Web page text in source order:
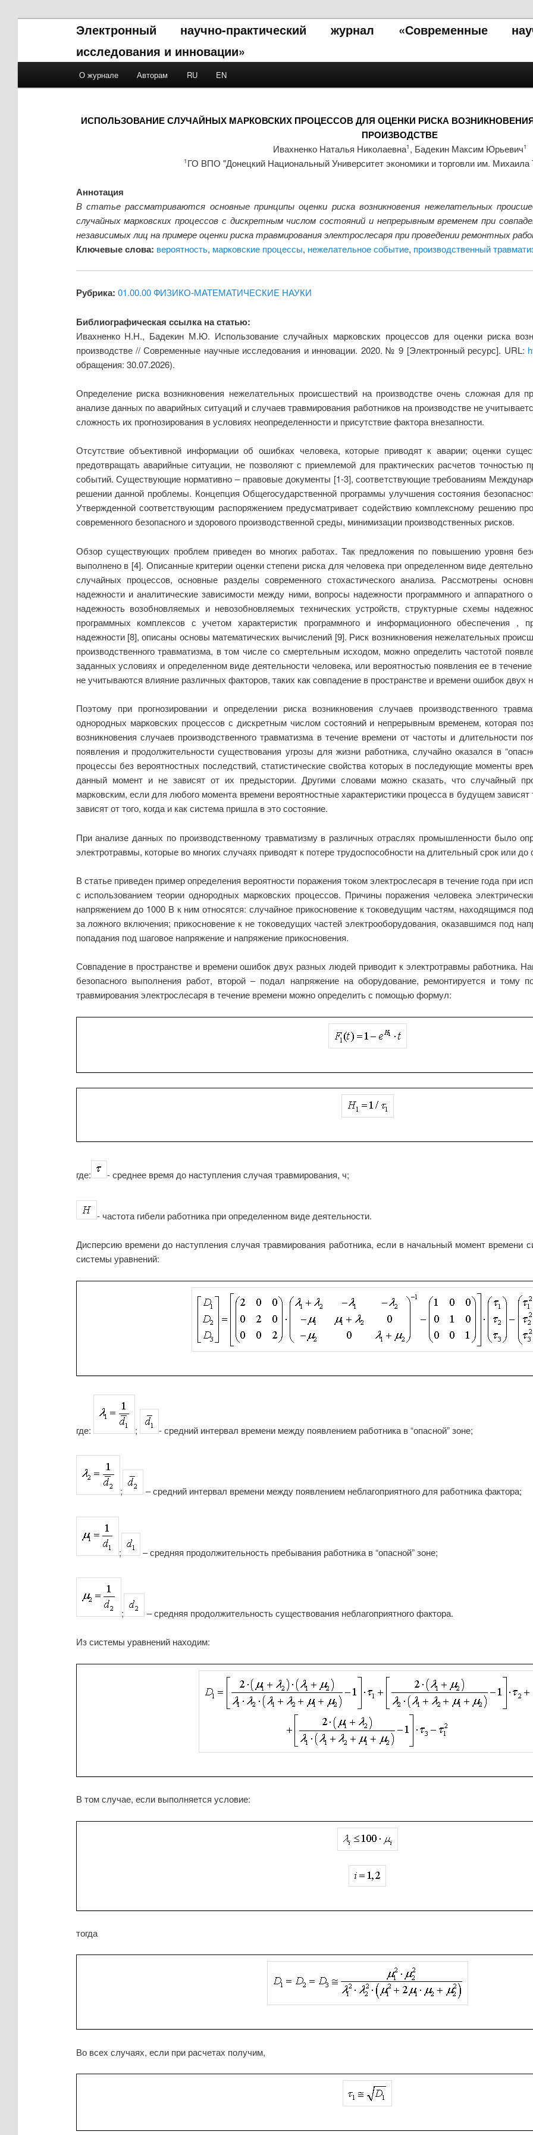
Электронный научно-практический журнал «Современные
исследования и инновации»
Skip to primary content
Skip to secondary content
О журнале Авторам RU EN
ИСПОЛЬЗОВАНИЕ СЛУЧАЙНЫХ МАРКОВСКИХ ПРОЦЕССОВ ДЛЯ ОЦЕНКИ РИСКА
ПРОИЗВОДСТВЕ
Ивахненко Наталья Николаевна1 , Бадекин Максим Юрьевич1
1 ГО ВПО "Донецкий Национальный Университет экономики и торговли им. Михаила
Аннотация
В статье рассматриваются основные принципы оценки риска возникновения нежелательных
случайных марковских процессов с дискретным числом состояний и непрерывным временем при
независимых лиц на примере оценки риска травмирования электрослесаря при проведении ремонтных
Ключевые слова: вероятность, марковские процессы, нежелательное событие, производственный
Рубрика: 01.00.00 ФИЗИКО-МАТЕМАТИЧЕСКИЕ НАУКИ
Библиографическая ссылка на статью:
Ивахненко Н.Н., Бадекин М.Ю. Использование случайных марковских процессов для оценки риска
производстве // Современные научные исследования и инновации. 2020. № 9 [Электронный ресурс]. URL:
обращения: 30.07.2026).
Определение риска возникновения нежелательных происшествий на производстве очень сложная для
анализе данных по аварийных ситуаций и случаев травмирования работников на производстве не
сложность их прогнозирования в условиях неопределенности и присутствие фактора внезапности.
Отсутствие объективной информации об ошибках человека, которые приводят к аварии; оценки
предотвращать аварийные ситуации, не позволяют с приемлемой для практических расчетов точностью
событий. Существующие нормативно – правовые документы [1-3], соответствующие требованиям
решении данной проблемы. Концепция Общегосударственной программы улучшения состояния
Утвержденной соответствующим распоряжением предусматривает содействию комплексному решению
современного безопасного и здорового производственной среды, минимизации производственных рисков.
Обзор существующих проблем приведен во многих работах. Так предложения по повышению уровня
выполнено в [4]. Описанные критерии оценки степени риска для человека при определенном виде
случайных процессов, основные разделы современного стохастического анализа. Рассмотрены
надежности и аналитические зависимости между ними, вопросы надежности программного и аппаратного
надежность возобновляемых и невозобновляемых технических устройств, структурные схемы
программных комплексов с учетом характеристик программного и информационного обеспечения ,
надежности [8], описаны основы математических вычислений [9]. Риск возникновения нежелательных
производственного травматизма, в том числе со смертельным исходом, можно определить частотой
заданных условиях и определенном виде деятельности человека, или вероятностью появления ее в
не учитываются влияние различных факторов, таких как совпадение в пространстве и времени ошибок двух
Поэтому при прогнозировании и определении риска возникновения случаев производственного
однородных марковских процессов с дискретным числом состояний и непрерывным временем, которая
возникновения случаев производственного травматизма в течение времени от частоты и длительности
появления и продолжительности существования угрозы для жизни работника, случайно оказался в
процессы без вероятностных последствий, статистические свойства которых в последующие моменты
данный момент и не зависят от их предыстории. Другими словами можно сказать, что случайный
марковским, если для любого момента времени вероятностные характеристики процесса в будущем
зависят от того, когда и как система пришла в это состояние.
При анализе данных по производственному травматизму в различных отраслях промышленности было
электротравмы, которые во многих случаях приводят к потере трудоспособности на длительный срок или до
В статье приведен пример определения вероятности поражения током электрослесаря в течение года при
с использованием теории однородных марковских процессов. Причины поражения человека
напряжением до 1000 В к ним относятся: случайное прикосновение к токоведущим частям, находящимся
за ложного включения; прикосновение к не токоведущих частей электрооборудования, оказавшимся под
попадания под шаговое напряжение и напряжение прикосновения.
Совпадение в пространстве и времени ошибок двух разных людей приводит к электротравмы работника.
безопасного выполнения работ, второй – подал напряжение на оборудование, ремонтируется и тому
травмирования электрослесаря в течение времени можно определить с помощью формул:
где: - среднее время до наступления случая травмирования, ч;
- частота гибели работника при определенном виде деятельности.
Дисперсию времени до наступления случая травмирования работника, если в начальный момент времени
системы уравнений:
где: ; - средний интервал времени между появлением работника в “опасной” зоне;
; – средний интервал времени между появлением неблагоприятного для работника фактора;
; – средняя продолжительность пребывания работника в “опасной” зоне;
; – средняя продолжительность существования неблагоприятного фактора.
Из системы уравнений находим:
В том случае, если выполняется условие:
тогда
Во всех случаях, если при расчетах получим,